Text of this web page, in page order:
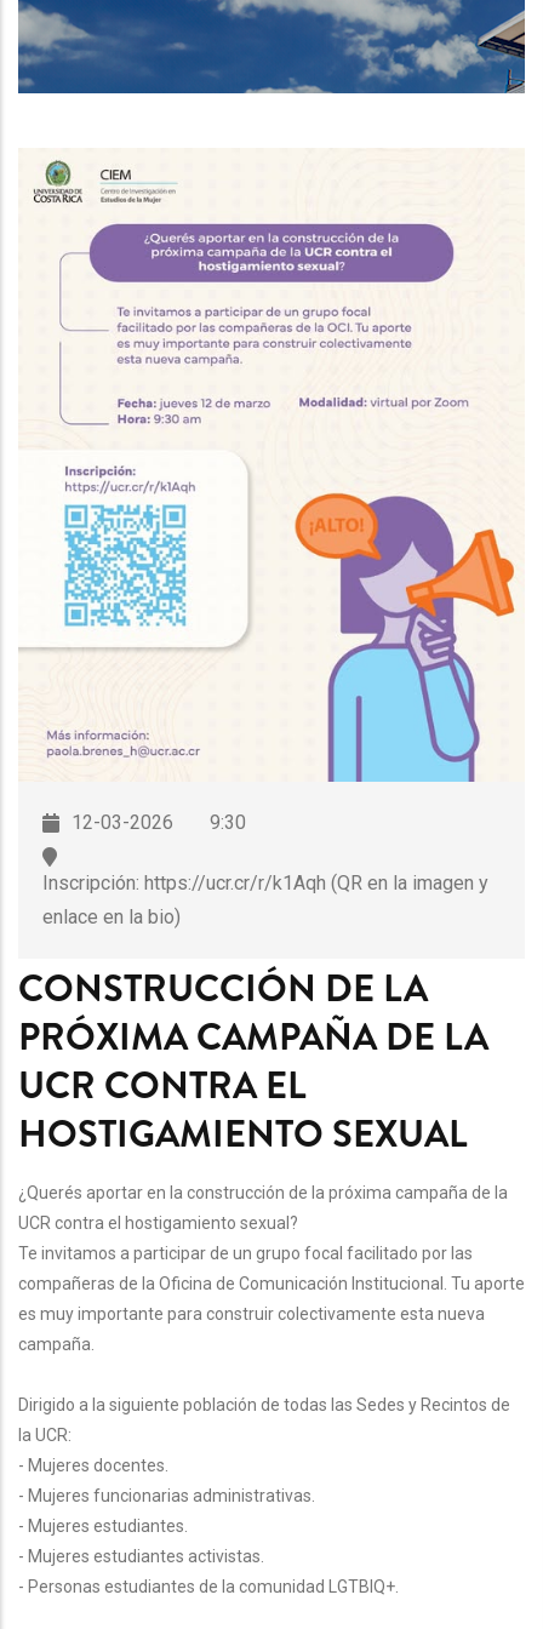
NAVEGACIÓN
12-03-2026 9:30
Inscripción: https://ucr.cr/r/k1Aqh (QR en la imagen y
enlace en la bio)
CONSTRUCCIÓN DE LA
PRÓXIMA CAMPAÑA DE LA
UCR CONTRA EL
HOSTIGAMIENTO SEXUAL
¿Querés aportar en la construcción de la próxima campaña de la
UCR contra el hostigamiento sexual?
Te invitamos a participar de un grupo focal facilitado por las
compañeras de la Oficina de Comunicación Institucional. Tu aporte
es muy importante para construir colectivamente esta nueva
campaña.
Dirigido a la siguiente población de todas las Sedes y Recintos de
la UCR:
- Mujeres docentes.
- Mujeres funcionarias administrativas.
- Mujeres estudiantes.
- Mujeres estudiantes activistas.
- Personas estudiantes de la comunidad LGTBIQ+.